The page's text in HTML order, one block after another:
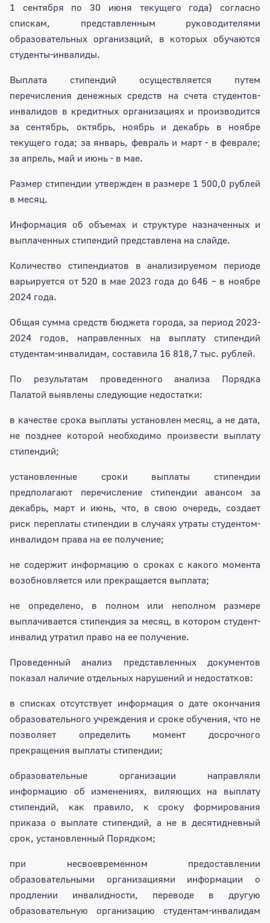
1 сентября по 30 июня текущего года) согласно
спискам, представленным руководителями
образовательных организаций, в которых обучаются
студенты-инвалиды.
Выплата стипендий осуществляется путем
перечисления денежных средств на счета студентов-
инвалидов в кредитных организациях и производится
за сентябрь, октябрь, ноябрь и декабрь в ноябре
текущего года; за январь, февраль и март - в феврале;
за апрель, май и июнь - в мае.
Размер стипендии утвержден в размере 1 500,0 рублей
в месяц.
Информация об объемах и структуре назначенных и
выплаченных стипендий представлена на слайде.
Количество стипендиатов в анализируемом периоде
варьируется от 520 в мае 2023 года до 646 – в ноябре
2024 года.
Общая сумма средств бюджета города, за период 2023-
2024 годов, направленных на выплату стипендий
студентам-инвалидам, составила 16 818,7 тыс. рублей.
По результатам проведенного анализа Порядка
Палатой выявлены следующие недостатки:
в качестве срока выплаты установлен месяц, а не дата,
не позднее которой необходимо произвести выплату
стипендий;
установленные сроки выплаты стипендии
предполагают перечисление стипендии авансом за
декабрь, март и июнь, что, в свою очередь, создает
риск переплаты стипендии в случаях утраты студентом-
инвалидом права на ее получение;
не содержит информацию о сроках с какого момента
возобновляется или прекращается выплата;
не определено, в полном или неполном размере
выплачивается стипендия за месяц, в котором студент-
инвалид утратил право на ее получение.
Проведенный анализ представленных документов
показал наличие отдельных нарушений и недостатков:
в списках отсутствует информация о дате окончания
образовательного учреждения и сроке обучения, что не
позволяет определить момент досрочного
прекращения выплаты стипендии;
образовательные организации направляли
информацию об изменениях, виляющих на выплату
стипендий, как правило, к сроку формирования
приказа о выплате стипендий, а не в десятидневный
срок, установленный Порядком;
при несвоевременном предоставлении
образовательными организациями информации о
продлении инвалидности, переводе в другую
образовательную организацию студентам-инвалидам